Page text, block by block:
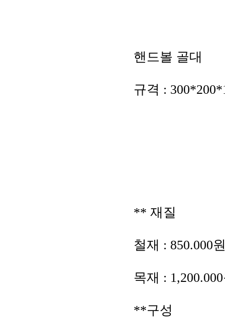
핸드볼 골대
규격 :
** 재질
철재 : 850.000
목재 :
**구성